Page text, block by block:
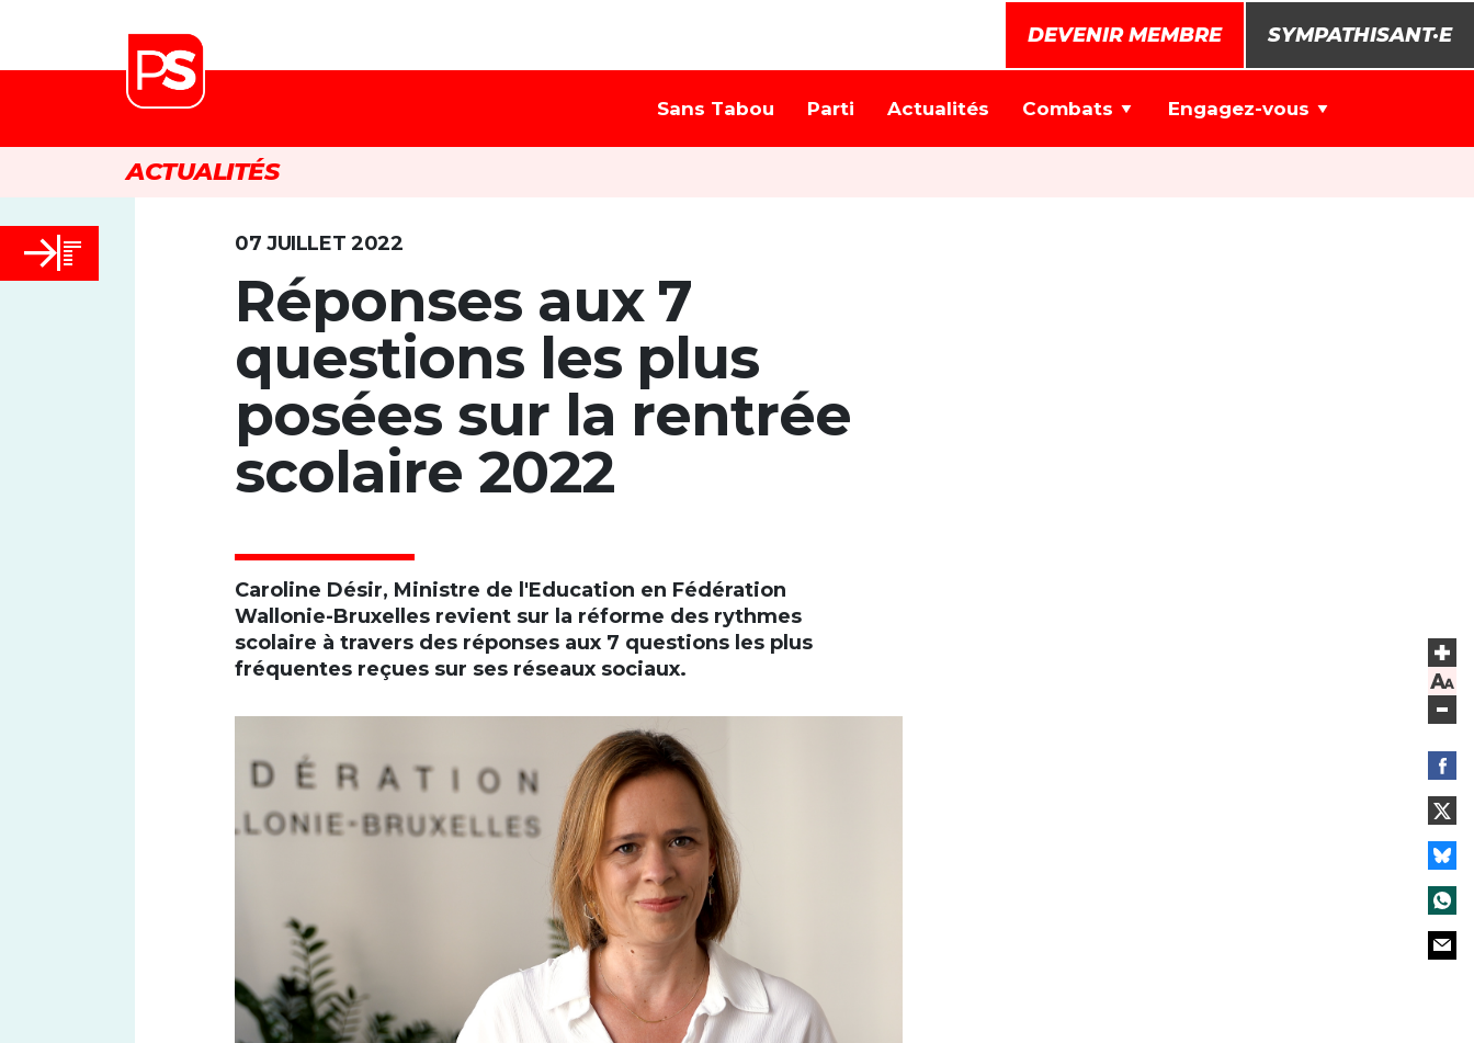
DEVENIR MEMBRE SYMPATHISANT·E
Sans Tabou Parti Actualités Combats Engagez-vous
ACTUALITÉS
Font size
07 JUILLET 2022
Réponses aux 7
questions les plus
posées sur la rentrée
scolaire 2022
Caroline Désir, Ministre de l'Education en Fédération
Wallonie-Bruxelles revient sur la réforme des rythmes
scolaire à travers des réponses aux 7 questions les plus
fréquentes reçues sur ses réseaux sociaux.